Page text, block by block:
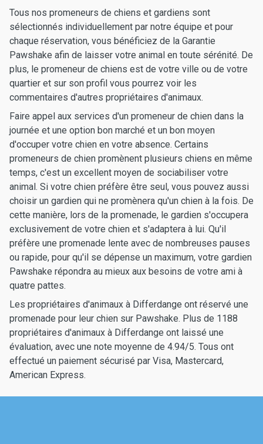
Tous nos promeneurs de chiens et gardiens sont
sélectionnés individuellement par notre équipe et pour
chaque réservation, vous bénéficiez de la Garantie
Pawshake afin de laisser votre animal en toute sérénité. De
plus, le promeneur de chiens est de votre ville ou de votre
quartier et sur son profil vous pourrez voir les
commentaires d'autres propriétaires d'animaux.
Faire appel aux services d'un promeneur de chien dans la
journée et une option bon marché et un bon moyen
d'occuper votre chien en votre absence. Certains
promeneurs de chien promènent plusieurs chiens en même
temps, c'est un excellent moyen de sociabiliser votre
animal. Si votre chien préfère être seul, vous pouvez aussi
choisir un gardien qui ne promènera qu'un chien à la fois. De
cette manière, lors de la promenade, le gardien s'occupera
exclusivement de votre chien et s'adaptera à lui. Qu'il
préfère une promenade lente avec de nombreuses pauses
ou rapide, pour qu'il se dépense un maximum, votre gardien
Pawshake répondra au mieux aux besoins de votre ami à
quatre pattes.
Les propriétaires d'animaux à Differdange ont réservé une
promenade pour leur chien sur Pawshake. Plus de 1188
propriétaires d'animaux à Differdange ont laissé une
évaluation, avec une note moyenne de 4.94/5. Tous ont
effectué un paiement sécurisé par Visa, Mastercard,
American Express.